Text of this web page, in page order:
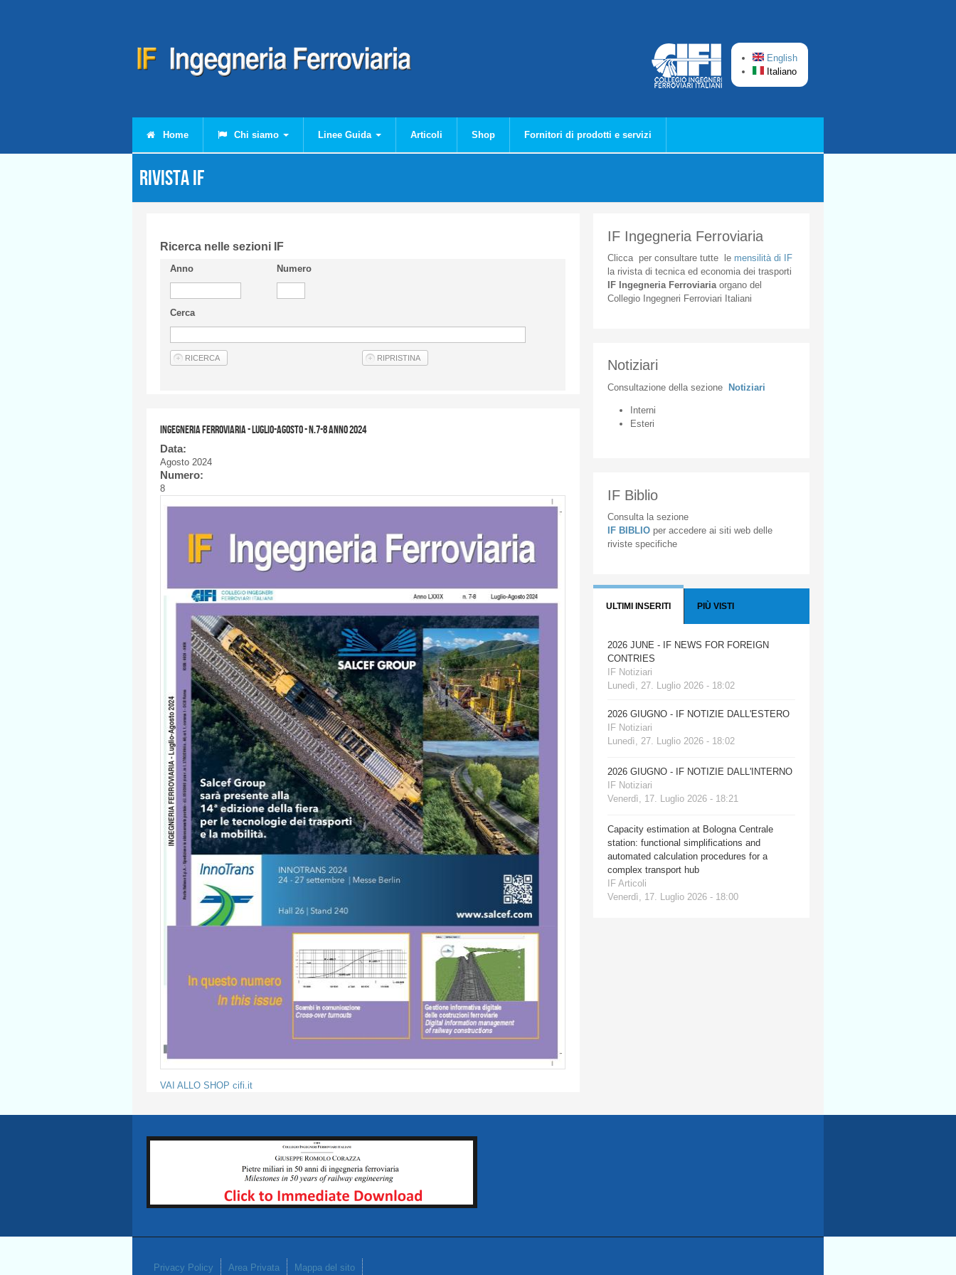
English
Italiano
Home Chi siamo Linee Guida Articoli Shop Fornitori di prodotti e servizi
Rivista IF
Ricerca nelle sezioni IF
Anno Numero
Cerca
Ingegneria Ferroviaria - LUGLIO-AGOSTO - n.7-8 anno 2024
Data:
Agosto 2024
Numero:
8
VAI ALLO SHOP cifi.it
IF Ingegneria Ferroviaria
Cliccaper consultare tuttele mensilità di IF
la rivista di tecnica ed economia dei trasporti
IF Ingegneria Ferroviaria organodel
Collegio
Ingegneri Ferroviari Italiani
Notiziari
Consultazione della sezione Notiziari
Interni
Esteri
IF Biblio
Consulta la sezione
IF BIBLIO per accedere ai siti web delle
riviste specifiche
ULTIMI INSERITI PIÙ VISTI
2026 JUNE - IF NEWS FOR FOREIGN
CONTRIES
IF Notiziari
Lunedì, 27. Luglio 2026 - 18:02
2026 GIUGNO - IF NOTIZIE DALL'ESTERO
IF Notiziari
Lunedì, 27. Luglio 2026 - 18:02
2026 GIUGNO - IF NOTIZIE DALL'INTERNO
IF Notiziari
Venerdì, 17. Luglio 2026 - 18:21
Capacity estimation at Bologna Centrale
station: functional simplifications and
automated calculation procedures for a
complex transport hub
IF Articoli
Venerdì, 17. Luglio 2026 - 18:00
Privacy Policy Area Privata Mappa del sito